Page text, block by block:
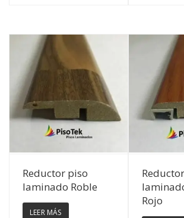
Ver Detalles
Reductor piso
laminado Roble
LEER MÁS
Ver
Rojo